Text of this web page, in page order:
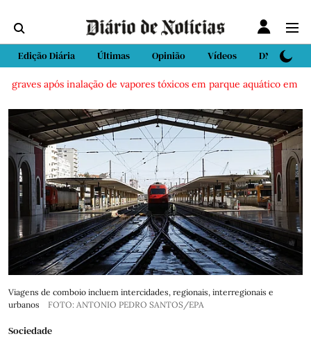
Edição Diária Últimas Opinião Vídeos DN Sport
após inalação de vapores tóxicos em parque aquático em Vieira
Viagens de comboio incluem intercidades, regionais, interregionais e
urbanos
FOTO: ANTONIO PEDRO SANTOS/EPA
Sociedade